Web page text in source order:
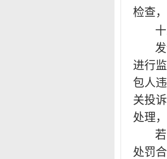
检查
进行
包人
关投
处理
处罚